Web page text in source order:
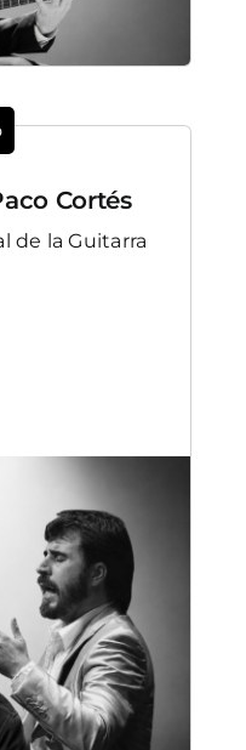
Cortés
de la Guitarra